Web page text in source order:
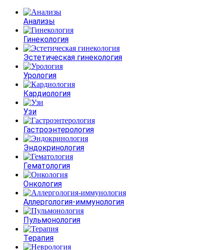
Анализы
Гинекология
Эстетическая гинекология
Урология
Кардиология
Узи
Гастроэнтерология
Эндокринология
Гематология
Онкология
Аллергология-иммунология
Пульмонология
Терапия